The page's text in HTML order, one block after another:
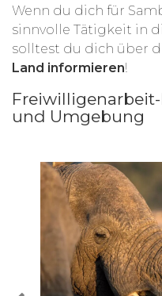
Wenn du dich für
sinnvolle Tätigkeit in
solltest du dich über
Land informieren!
und Umgebung